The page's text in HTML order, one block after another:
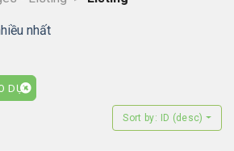
nhất
DỤC
Sort by: ID (desc)